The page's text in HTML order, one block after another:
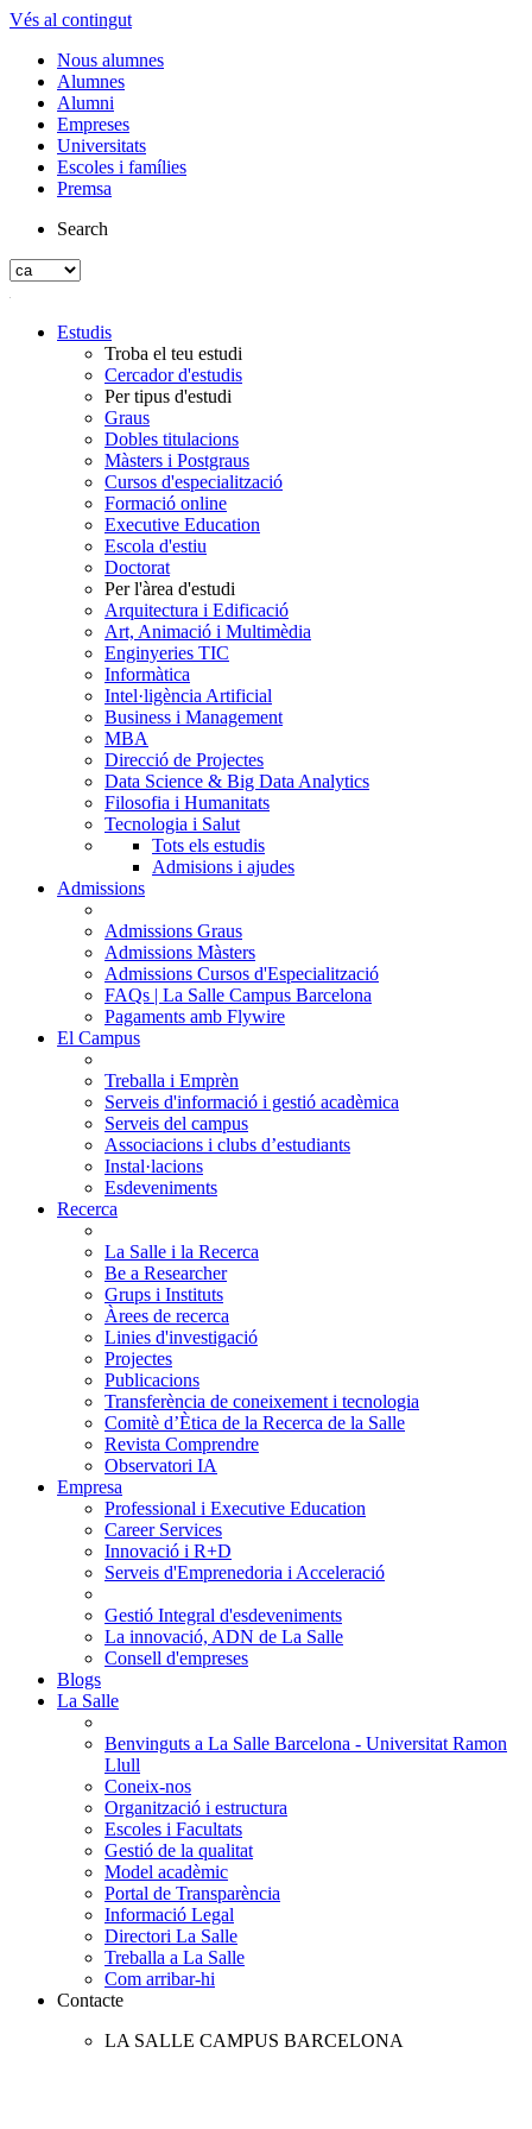
Vés al contingut
Nous alumnes
Alumnes
Alumni
Empreses
Universitats
Escoles i famílies
Premsa
Search
Estudis
Troba el teu estudi
Cercador d'estudis
Per tipus d'estudi
Graus
Dobles titulacions
Màsters i Postgraus
Cursos d'especialització
Formació online
Executive Education
Escola d'estiu
Doctorat
Per l'àrea d'estudi
Arquitectura i Edificació
Art, Animació i Multimèdia
Enginyeries TIC
Informàtica
Intel·ligència Artificial
Business i Management
MBA
Direcció de Projectes
Data Science & Big Data Analytics
Filosofia i Humanitats
Tecnologia i Salut
Tots els estudis
Admisions i ajudes
Admissions
Admissions Graus
Admissions Màsters
Admissions Cursos d'Especialització
FAQs | La Salle Campus Barcelona
Pagaments amb Flywire
El Campus
Treballa i Emprèn
Serveis d'informació i gestió acadèmica
Serveis del campus
Associacions i clubs d’estudiants
Instal·lacions
Esdeveniments
Recerca
La Salle i la Recerca
Be a Researcher
Grups i Instituts
Àrees de recerca
Linies d'investigació
Projectes
Publicacions
Transferència de coneixement i tecnologia
Comitè d’Ètica de la Recerca de la Salle
Revista Comprendre
Observatori IA
Empresa
Professional i Executive Education
Career Services
Innovació i R+D
Serveis d'Emprenedoria i Acceleració
Gestió Integral d'esdeveniments
La innovació, ADN de La Salle
Consell d'empreses
Blogs
La Salle
Benvinguts a La Salle Barcelona - Universitat Ramon
Llull
Coneix-nos
Organització i estructura
Escoles i Facultats
Gestió de la qualitat
Model acadèmic
Portal de Transparència
Informació Legal
Directori La Salle
Treballa a La Salle
Com arribar-hi
Contacte
LA SALLE CAMPUS BARCELONA